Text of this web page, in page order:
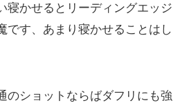
寝かせるとリーディングエッジ
です、あまり寝かせることはし
のショットならばダフリにも強